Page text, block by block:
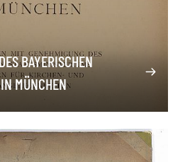
BAYERISCHEN
MÜNCHEN